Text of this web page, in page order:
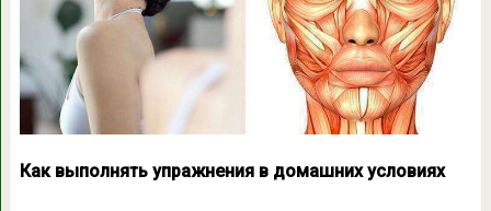
Как выполнять упражнения в домашних условиях